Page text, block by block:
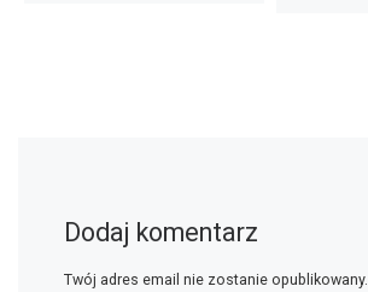
Dodaj komentarz
Twój adres email nie zostanie opublikowany.